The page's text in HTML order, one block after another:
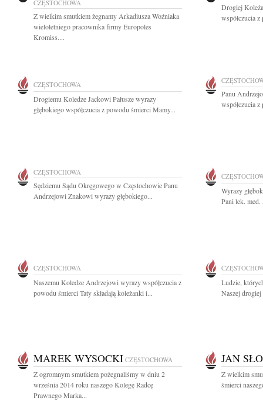
CZĘSTOCHOWA
Z wielkim smutkiem żegnamy Arkadiusza Woźniaka
wieloletniego pracownika firmy Europoles
Kromiss....
Drogiej
współczucia
CZĘSTOCHOWA
Drogiemu Koledze Jackowi Pałusze wyrazy
głębokiego współczucia z powodu śmierci Mamy...
Panu
współczucia
CZĘSTOCHOWA
Sędziemu Sądu Okręgowego w Częstochowie Panu
Andrzejowi Znakowi wyrazy głębokiego...
Wyrazy
Pani lek.
CZĘSTOCHOWA
Naszemu Koledze Andrzejowi wyrazy współczucia z
powodu śmierci Taty składają koleżanki i...
Ludzie,
Naszej
MAREK WYSOCKI CZĘSTOCHOWA
Z ogromnym smutkiem pożegnaliśmy w dniu 2
września 2014 roku naszego Kolegę Radcę
Prawnego Marka...
JAN
Z wielkim
śmierci